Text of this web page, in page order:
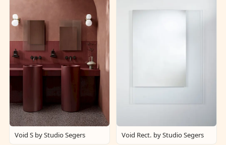
Void S by Studio Segers Void Rect. by Studio Segers